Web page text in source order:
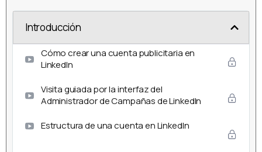
Introducción
Cómo crear una cuenta publicitaria en
LinkedIn
Visita guiada por la interfaz del
Administrador de Campañas de LinkedIn
Estructura de una cuenta en LinkedIn